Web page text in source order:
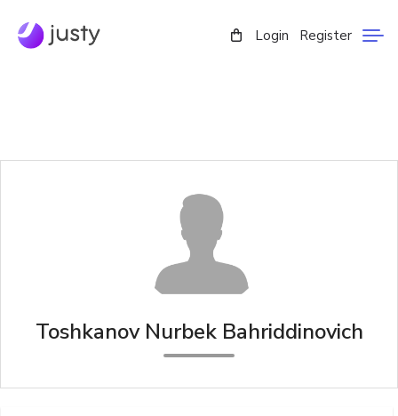
Login Register
Toshkanov Nurbek Bahriddinovich